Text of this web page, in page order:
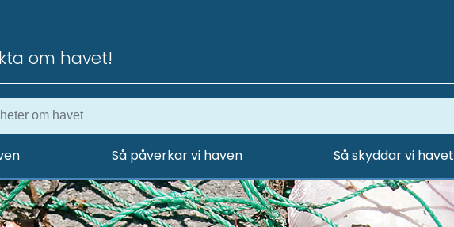
om havet!
Så påverkar vi haven Så skyddar vi havet